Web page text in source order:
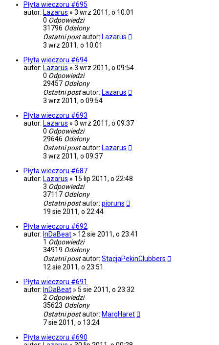
Płyta wieczoru #695
autor: Lazarus » 3 wrz 2011, o 10:01
0 Odpowiedzi
31796 Odsłony
Ostatni postautor: Lazarus
3 wrz 2011, o 10:01
Płyta wieczoru #694
autor: Lazarus » 3 wrz 2011, o 09:54
0 Odpowiedzi
29457 Odsłony
Ostatni postautor: Lazarus
3 wrz 2011, o 09:54
Płyta wieczoru #693
autor: Lazarus » 3 wrz 2011, o 09:37
0 Odpowiedzi
29646 Odsłony
Ostatni postautor: Lazarus
3 wrz 2011, o 09:37
Płyta wieczoru #687
autor: Lazarus » 15 lip 2011, o 22:48
3 Odpowiedzi
37117 Odsłony
Ostatni postautor: pioruns
19 sie 2011, o 22:44
Płyta wieczoru #692
autor: InDaBeat » 12 sie 2011, o 23:41
1 Odpowiedzi
34919 Odsłony
Ostatni postautor: StacjaPekinClubbers
12 sie 2011, o 23:51
Płyta wieczoru #691
autor: InDaBeat » 5 sie 2011, o 23:32
2 Odpowiedzi
35623 Odsłony
Ostatni postautor: MargHaret
7 sie 2011, o 13:24
Płyta wieczoru #690